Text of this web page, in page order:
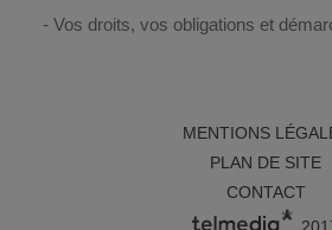
Vos droits, vos obligations et
MENTIONS
PLAN DE SITE
CONTACT